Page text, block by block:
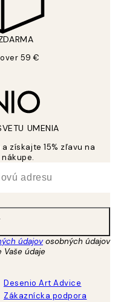
59 €
UMENIA
získajte 15% zľavu na
údajovosobných údajov
Vaše údaje
Desenio Art Advice
Zákaznícka podpora